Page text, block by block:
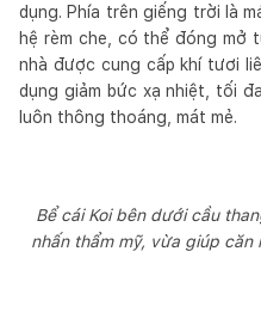
dụng. Phía trên giếng trời là
hệ rèm che, có thể đóng mở
nhà được cung cấp khí tươi
dụng giảm bức xạ nhiệt, tối
luôn thông thoáng, mát mẻ.
Bể cái Koi bên dưới cầu
nhấn thẩm mỹ, vừa giúp căn